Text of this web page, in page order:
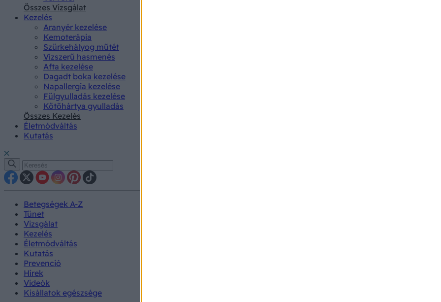
Összes Vizsgálat
Kezelés
Aranyér kezelése
Kemoterápia
Szürkehályog műtét
Vízszerű hasmenés
Afta kezelése
Dagadt boka kezelése
Napallergia kezelése
Fülgyulladás kezelése
Kötőhártya gyulladás
Összes Kezelés
Életmódváltás
Kutatás
Betegségek A-Z
Tünet
Vizsgálat
Kezelés
Életmódváltás
Kutatás
Prevenció
Hírek
Videók
Kisállatok egészsége